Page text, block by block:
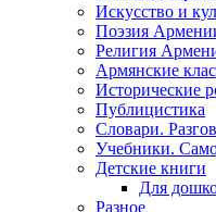
Иcкусство и
Поэзия
Религия
Армянские
Исторические
Публицистика
Словари.
Учебники.
Детские книги
Для
Разное